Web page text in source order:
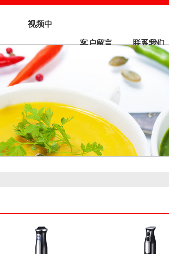
视频中
心
客户留言 联系我们